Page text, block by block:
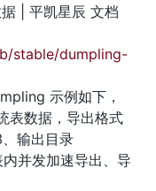
| 平凯星辰 文档
stable/dumpling-
示例如下，
表数据，导出格式
输出目录
并发加速导出、导